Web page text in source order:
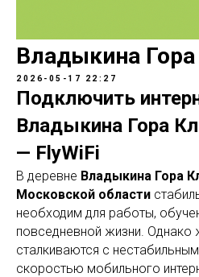
Владыкина Гора
2026-05-17 22:27
Подключить
Владыкина Гора
— FlyWiFi
В деревне Владыкина Гора
Московской области
необходим для работы,
повседневной жизни. Однако
сталкиваются с
скоростью мобильного